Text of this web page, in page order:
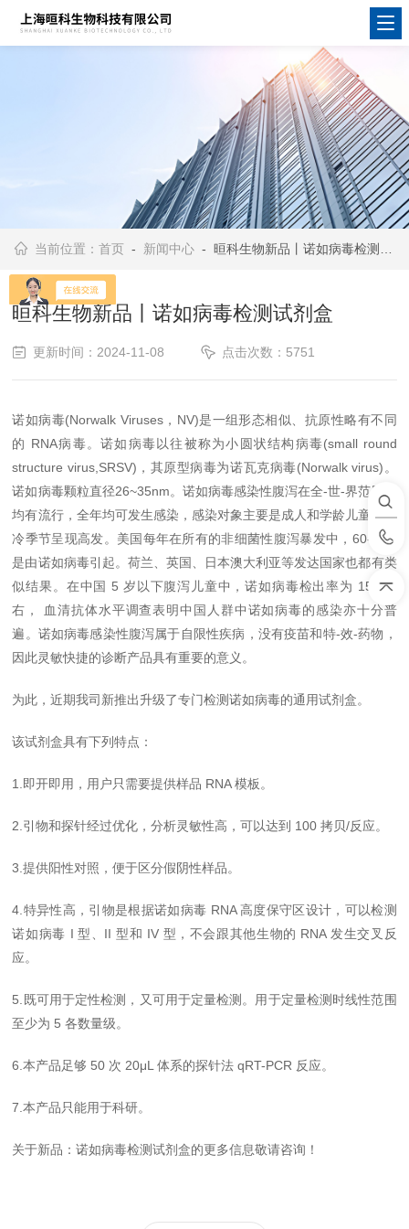
当前位置：首页 - 新闻中心 - 晅科生物新品丨诺如病毒检测试剂盒
晅科生物新品丨诺如病毒检测试剂盒
更新时间：2024-11-08 点击次数：5751
诺如病毒(Norwalk Viruses，NV)是一组形态相似、抗原性略有不同
的 RNA病毒。诺如病毒以往被称为小圆状结构病毒(small round
structure virus,SRSV)，其原型病毒为诺瓦克病毒(Norwalk virus)。
诺如病毒颗粒直径26~35nm。诺如病毒感染性腹泻在全-世-界范围内
均有流行，全年均可发生感染，感染对象主要是成人和学龄儿童，寒
冷季节呈现高发。美国每年在所有的非细菌性腹泻暴发中，60-90%
是由诺如病毒引起。荷兰、英国、日本澳大利亚等发达国家也都有类
似结果。在中国 5 岁以下腹泻儿童中，诺如病毒检出率为 15%左
右， 血清抗体水平调查表明中国人群中诺如病毒的感染亦十分普
遍。诺如病毒感染性腹泻属于自限性疾病，没有疫苗和特-效-药物，
因此灵敏快捷的诊断产品具有重要的意义。
为此，近期我司新推出升级了专门检测诺如病毒的通用试剂盒。
该试剂盒具有下列特点：
1.即开即用，用户只需要提供样品 RNA 模板。
2.引物和探针经过优化，分析灵敏性高，可以达到 100 拷贝/反应。
3.提供阳性对照，便于区分假阴性样品。
4.特异性高，引物是根据诺如病毒 RNA 高度保守区设计，可以检测
诺如病毒 I 型、II 型和 IV 型，不会跟其他生物的 RNA 发生交叉反
应。
5.既可用于定性检测，又可用于定量检测。用于定量检测时线性范围
至少为 5 各数量级。
6.本产品足够 50 次 20μL 体系的探针法 qRT-PCR 反应。
7.本产品只能用于科研。
关于新品：诺如病毒检测试剂盒的更多信息敬请咨询！